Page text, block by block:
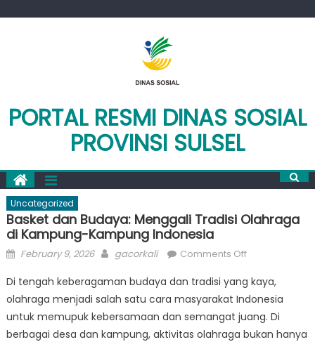
PORTAL RESMI DINAS SOSIAL
PROVINSI SULSEL
Uncategorized
Basket dan Budaya: Menggali Tradisi Olahraga
di Kampung-Kampung Indonesia
Posted
February 9, 2026 Author
gacorkali Comments Offon
dan
Budaya:
Menggali
Tradisi
Di tengah keberagaman budaya dan tradisi yang kaya,
olahraga menjadi salah satu cara masyarakat Indonesia
untuk memupuk kebersamaan dan semangat juang. Di
berbagai desa dan kampung, aktivitas olahraga bukan hanya